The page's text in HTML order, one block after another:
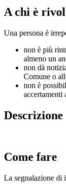
A chi è
Una persona è
non è più
almeno un
non dà
Comune o
non è
accertamenti
Descrizione
Come fare
La segnalazione di